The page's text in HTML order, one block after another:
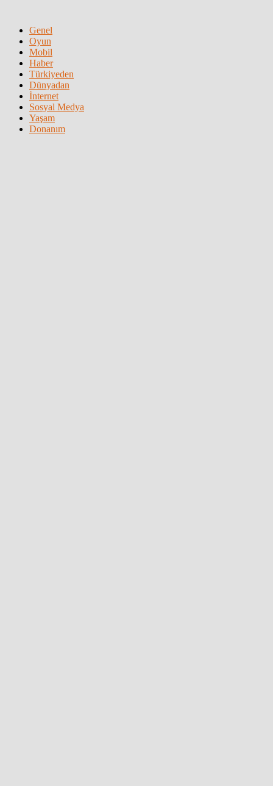
Genel
Oyun
Mobil
Haber
Türkiyeden
Dünyadan
İnternet
Sosyal Medya
Yaşam
Donanım